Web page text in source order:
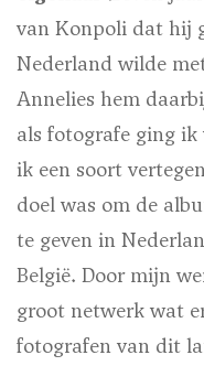
van Konpoli dat hij
Nederland wilde
Annelies hem
als fotografe ging
ik een soort
doel was om de
te geven in
België. Door mijn
groot netwerk wat
fotografen van dit